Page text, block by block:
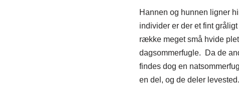
Hannen og hunnen ligner
individer er der et fint
række meget små hvide
dagsommerfugle.
Da de
findes dog en
en del, og de deler levested.